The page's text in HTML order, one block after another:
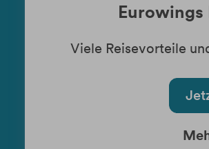
Viele Reisevorteile